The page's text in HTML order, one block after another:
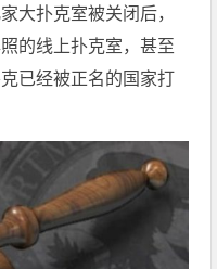
大扑克室被关闭后，
的线上扑克室，甚至
已经被正名的国家打